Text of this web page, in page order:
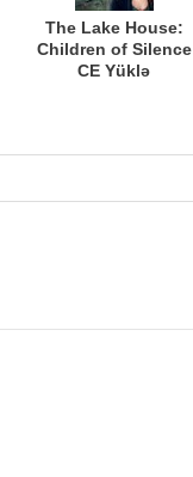
The Lake House:
Children of Silence
CE Yüklə